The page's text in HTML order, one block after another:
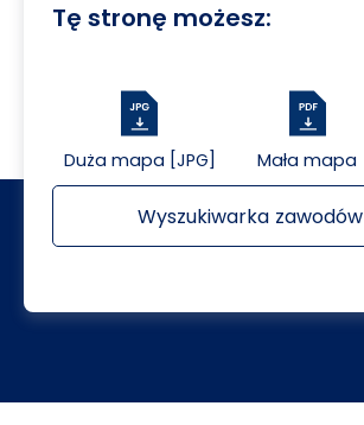
Tę stronę możesz:
Duża mapa [JPG] Mała mapa
Wyszukiwarka zawodów